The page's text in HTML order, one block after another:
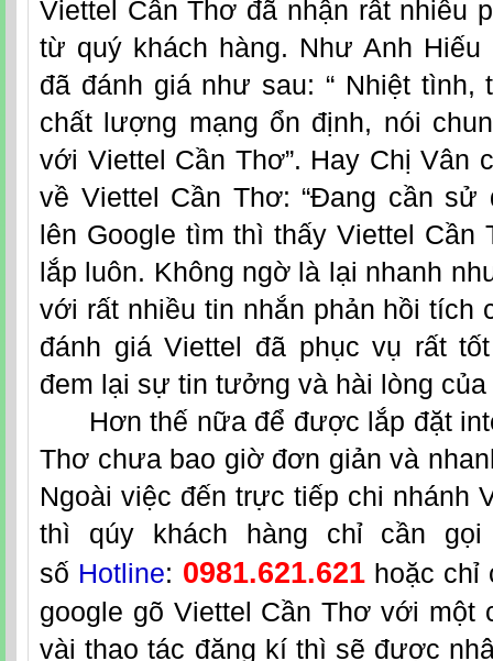
Viettel Cần Thơ đã nhận rất nhiều
từ quý khách hàng. Như Anh
đã đánh giá như sau: “ Nhiệt tình,
chất lượng mạng ổn định, nói
với Viettel Cần Thơ”. Hay Chị Vân
về Viettel Cần Thơ: “Đang cần sử
lên Google tìm thì thấy Viettel Cần
lắp luôn. Không ngờ là lại nhanh
với rất nhiều tin nhắn phản hồi tích
đánh giá Viettel đã phục vụ rất
đem lại sự tin tưởng và hài lòng của
Hơn thế nữa để được lắp đặt
Thơ chưa bao giờ đơn giản và
Ngoài việc đến trực tiếp chi nhánh
thì qúy khách hàng chỉ cần gọi
số Hotline: 0981.621.621hoặc chỉ
google gõ Viettel Cần Thơ với một
vài thao tác đăng kí thì sẽ được